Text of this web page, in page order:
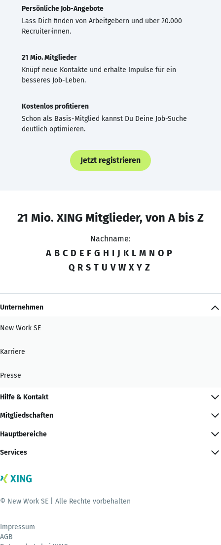
Persönliche Job-Angebote
Lass Dich finden von Arbeitgebern und über 20.000
Recruiter·innen.
21 Mio. Mitglieder
Knüpf neue Kontakte und erhalte Impulse für ein
besseres Job-Leben.
Kostenlos profitieren
Schon als Basis-Mitglied kannst Du Deine Job-Suche
deutlich optimieren.
Jetzt registrieren
21 Mio. XING Mitglieder, von A bis Z
Nachname:
A B C D E F G H I J K L M N O P
Q R S T U V W X Y Z
Unternehmen
New Work SE
Karriere
Presse
Hilfe & Kontakt
Mitgliedschaften
Hauptbereiche
Services
© New Work SE | Alle Rechte vorbehalten
Impressum
AGB